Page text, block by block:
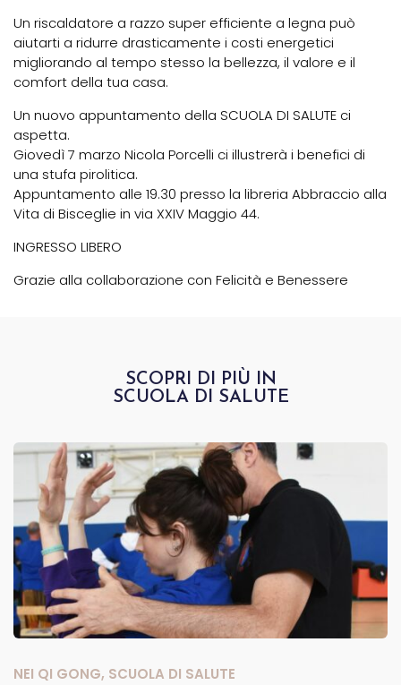
Un riscaldatore a razzo super efficiente a legna può
aiutarti a ridurre drasticamente i costi energetici
migliorando al tempo stesso la bellezza, il valore e il
comfort della tua casa.
Un nuovo appuntamento della SCUOLA DI SALUTE ci
aspetta.
Giovedì 7 marzo Nicola Porcelli ci illustrerà i benefici di
una stufa pirolitica.
Appuntamento alle 19.30 presso la libreria Abbraccio alla
Vita di Bisceglie in via XXIV Maggio 44.
INGRESSO LIBERO
Grazie alla collaborazione con Felicità e Benessere
SCOPRI DI PIÙ IN
SCUOLA DI SALUTE
NEI QI GONG, SCUOLA DI SALUTE